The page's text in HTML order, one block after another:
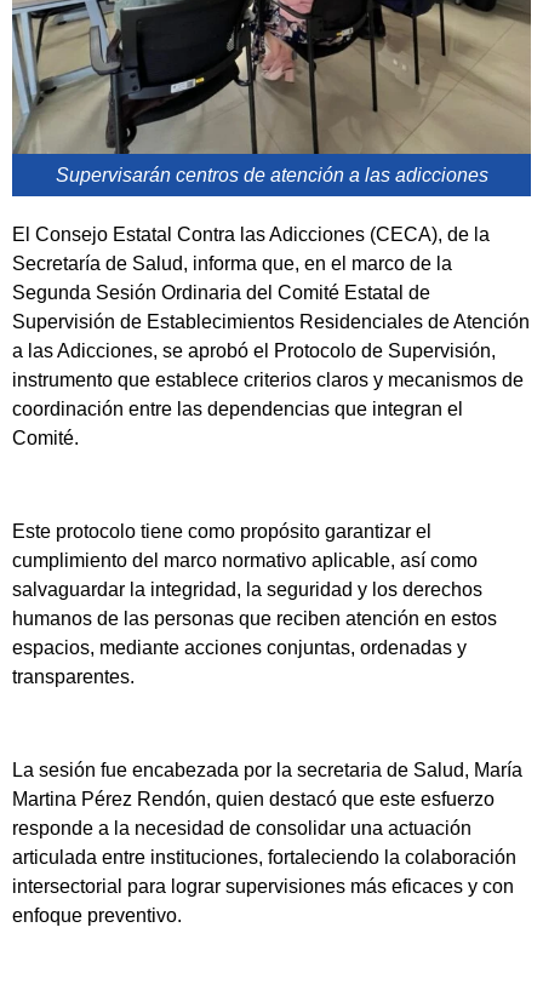
Supervisarán centros de atención a las adicciones
El Consejo Estatal Contra las Adicciones (CECA), de la
Secretaría de Salud, informa que, en el marco de la
Segunda Sesión Ordinaria del Comité Estatal de
Supervisión de Establecimientos Residenciales de Atención
a las Adicciones, se aprobó el Protocolo de Supervisión,
instrumento que establece criterios claros y mecanismos de
coordinación entre las dependencias que integran el
Comité.
Este protocolo tiene como propósito garantizar el
cumplimiento del marco normativo aplicable, así como
salvaguardar la integridad, la seguridad y los derechos
humanos de las personas que reciben atención en estos
espacios, mediante acciones conjuntas, ordenadas y
transparentes.
La sesión fue encabezada por la secretaria de Salud, María
Martina Pérez Rendón, quien destacó que este esfuerzo
responde a la necesidad de consolidar una actuación
articulada entre instituciones, fortaleciendo la colaboración
intersectorial para lograr supervisiones más eficaces y con
enfoque preventivo.